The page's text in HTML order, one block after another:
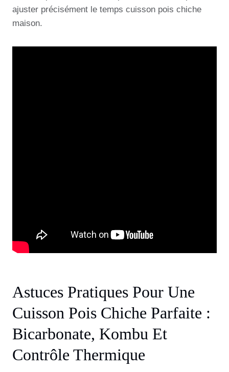
ajuster précisément le temps cuisson pois chiche
maison.
Astuces Pratiques Pour Une
Cuisson Pois Chiche Parfaite :
Bicarbonate, Kombu Et
Contrôle Thermique